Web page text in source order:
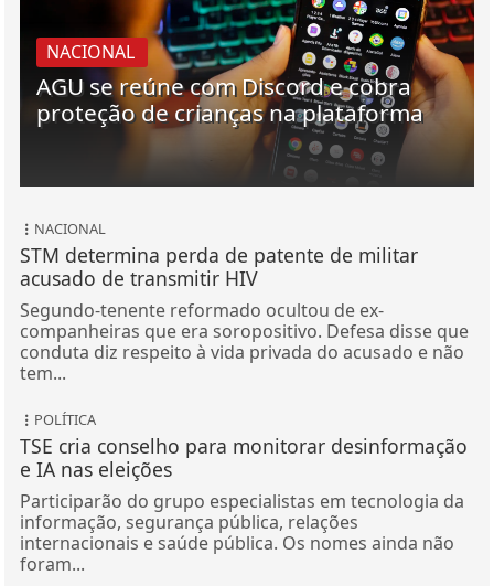
NACIONAL
AGU se reúne com Discord e cobra
proteção de crianças na plataforma
NACIONAL
STM determina perda de patente de militar
acusado de transmitir HIV
Segundo-tenente reformado ocultou de ex-
companheiras que era soropositivo. Defesa disse que
conduta diz respeito à vida privada do acusado e não
tem...
POLÍTICA
TSE cria conselho para monitorar desinformação
e IA nas eleições
Participarão do grupo especialistas em tecnologia da
informação, segurança pública, relações
internacionais e saúde pública. Os nomes ainda não
foram...